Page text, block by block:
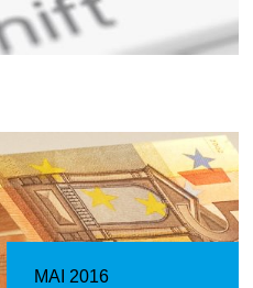
MAI 2016